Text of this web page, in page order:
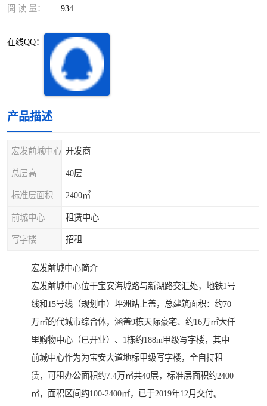
阅 读 量： 934
在线QQ：
产品描述
宏发前城中心 开发商
总层高 40层
标准层面积 2400㎡
前城中心 租赁中心
写字楼 招租
宏发前城中心简介
宏发前城中心位于宝安海城路与新湖路交汇处，地铁1号
线和15号线（规划中）坪洲站上盖，总建筑面积：约70
万㎡的代城市综合体，涵盖9栋天际豪宅、约16万㎡大仟
里购物中心（已开业）、1栋约188m甲级写字楼，其中
前城中心作为为宝安大道地标甲级写字楼，全自持租
赁，可租办公面积约7.4万㎡共40层，标准层面积约2400
㎡，面积区间约100-2400㎡，已于2019年12月交付。
深圳超级总部基地 后海
龙岗区
光明区
龙华观澜